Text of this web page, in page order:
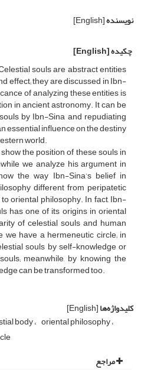
نویسنده[English]
چکیده[English]
souls are abstract entities
effect; they are discussed in Ibn-
of analyzing these entities is
in ancient astronomy. It can be
by Ibn-Sina and repudiating
essential influence on the destiny
world.
the position of these souls in
we analyze his argument in
the way Ibn-Sina’s belief in
different from peripatetic
oriental philosophy. In fact, Ibn-
has one of its origins in oriental
of celestial souls and human
have a hermeneutic circle; in
souls by self-knowledge or
meanwhile, by knowing the
can be transformed too.
کلیدواژه‌ها[English]
body oriental philosophy
مراجع